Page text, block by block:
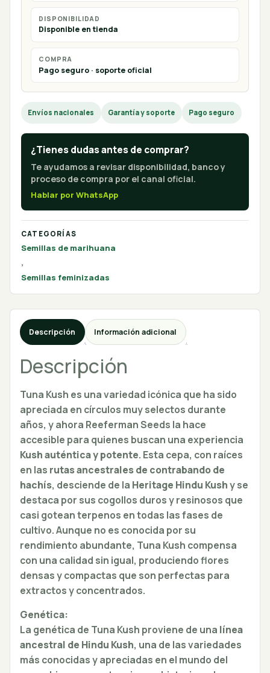
DISPONIBILIDAD
Disponible en tienda
COMPRA
Pago seguro · soporte oficial
Envíos nacionales Garantía y soporte Pago seguro
¿Tienes dudas antes de comprar?
Te ayudamos a revisar disponibilidad, banco y
proceso de compra por el canal oficial.
Hablar por WhatsApp
CATEGORÍAS
Semillas de marihuana
,
Semillas feminizadas
Descripción Información adicional
Descripción
Tuna Kush es una variedad icónica que ha sido
apreciada en círculos muy selectos durante
años, y ahora Reeferman Seeds la hace
accesible para quienes buscan una experiencia
Kush auténtica y potente. Esta cepa, con raíces
en las rutas ancestrales de contrabando de
hachís, desciende de la Heritage Hindu Kushy se
destaca por sus cogollos duros y resinosos que
casi gotean terpenos en todas las fases de
cultivo. Aunque no es conocida por su
rendimiento abundante, Tuna Kush compensa
con una calidad sin igual, produciendo flores
densas y compactas que son perfectas para
extractos y concentrados.
Genética:
La genética de Tuna Kush proviene de una línea
ancestral de Hindu Kush, una de las variedades
más conocidas y apreciadas en el mundo del